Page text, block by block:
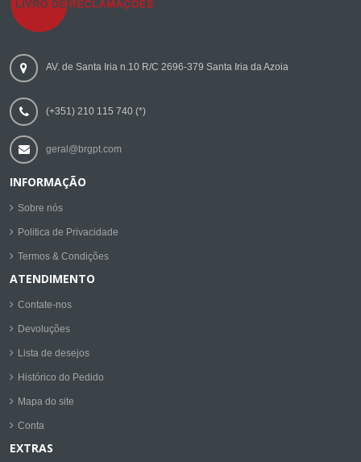
AV. de Santa Iria n.10 R/C 2696-379 Santa Iria da Azoia
(+351) 210 115 740 (*)
geral@brgpt.com
INFORMAÇÃO
Sobre nós
Politica de Privacidade
Termos & Condições
ATENDIMENTO
Contate-nos
Devoluções
Lista de desejos
Histórico do Pedido
Mapa do site
Conta
EXTRAS